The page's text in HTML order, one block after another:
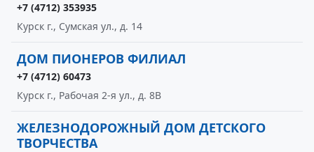
+7 (4712) 353935
Курск г., Сумская ул., д. 14
ДОМ ПИОНЕРОВ ФИЛИАЛ
+7 (4712) 60473
Курск г., Рабочая 2-я ул., д. 8В
ЖЕЛЕЗНОДОРОЖНЫЙ ДОМ ДЕТСКОГО
ТВОРЧЕСТВА